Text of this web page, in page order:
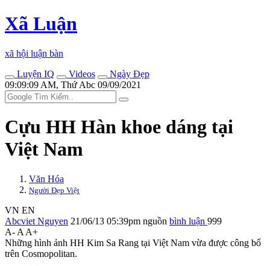
Xã Luận
xã hội luận bàn
Luyện IQ
Videos
Ngày Đẹp
09:09:09 AM, Thứ Abc 09/09/2021
Cựu HH Hàn khoe dáng tại
Việt Nam
Văn Hóa
Người Đẹp Việt
VN EN
Abcviet Nguyen 21/06/13 05:39pm nguồn bình luận 999
A- A A+
Những hình ảnh HH Kim Sa Rang tại Việt Nam vừa được công bố
trên Cosmopolitan.